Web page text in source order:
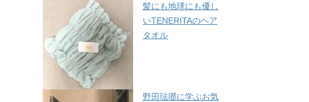
髪にも地球にも優し
いTENERITAのヘア
タオル
野田琺瑯に学ぶお気